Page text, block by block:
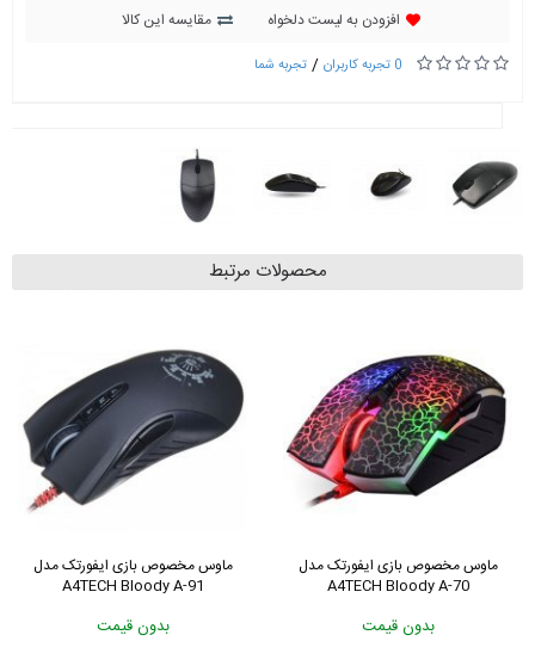
افزودن به لیست دلخواه مقایسه این کالا
0 تجربه کاربران / تجربه شما
محصولات مرتبط
ماوس مخصوص بازی ایفورتک مدل
A4TECH Bloody A-91
بدون قیمت
ماوس مخصوص بازی ایفورتک مدل
A4TECH Bloody A-70
بدون قیمت